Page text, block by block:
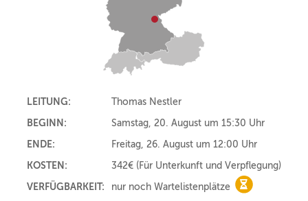
LEITUNG:
Thomas Nestler
BEGINN:
Samstag, 20. August um 15:30 Uhr
ENDE:
Freitag, 26. August um 12:00 Uhr
KOSTEN:
342€ (Für Unterkunft und Verpflegung)
VERFÜGBARKEIT:
nur noch Wartelistenplätze nur noch